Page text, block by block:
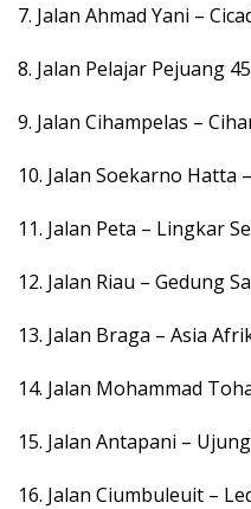
7. Jalan Ahmad Yani –
8. Jalan Pelajar Pejuang
9. Jalan Cihampelas –
10. Jalan Soekarno Hatta
11. Jalan Peta – Lingkar
12. Jalan Riau – Gedung
13. Jalan Braga – Asia
14. Jalan Mohammad
15. Jalan Antapani –
16. Jalan Ciumbuleuit –